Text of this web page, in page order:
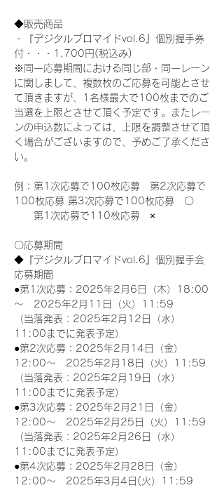
◆販売商品
・『デジタルブロマイドvol.6』個別握手券
付・・・1,700円(税込み)
※同一応募期間における同じ部・同一レーン
に関しまして、複数枚のご応募を可能とさせ
て頂きますが、1名様最大で100枚までのご
当選を上限とさせて頂く予定です。またレー
ンの申込数によっては、上限を調整させて頂
く場合がございますので、予めご了承くださ
い。
例：第1次応募で100枚応募　第2次応募で
100枚応募 第3次応募で100枚応募　〇
第1次応募で110枚応募　×
〇応募期間
◆『デジタルブロマイドvol.6』個別握手会
応募期間
●第1次応募：2025年2月6日（木）18:00
～　2025年2月11日（火）11:59
（当落発表：2025年2月12日（水）
11:00までに発表予定）
●第2次応募：2025年2月14日（金）
12:00～　2025年2月18日（火）11:59
（当落発表：2025年2月19日（水）
11:00までに発表予定）
●第3次応募：2025年2月21日（金）
12:00～　2025年2月25日（火）11:59
（当落発表：2025年2月26日（水）
11:00までに発表予定）
●第4次応募：2025年2月28日（金）
12:00～　2025年3月4日(火）11:59